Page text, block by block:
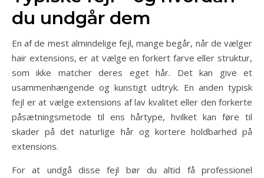
du undgår dem
En af de mest almindelige fejl, mange begår, når de vælger
hair extensions, er at vælge en forkert farve eller struktur,
som ikke matcher deres eget hår. Det kan give et
usammenhængende og kunstigt udtryk. En anden typisk
fejl er at vælge extensions af lav kvalitet eller den forkerte
påsætningsmetode til ens hårtype, hvilket kan føre til
skader på det naturlige hår og kortere holdbarhed på
extensions.
For at undgå disse fejl bør du altid få professionel